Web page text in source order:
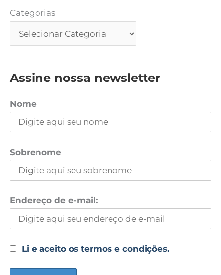
Categorias
Assine nossa newsletter
Nome
Sobrenome
Endereço de e-mail:
Li e aceito os termos e condições.